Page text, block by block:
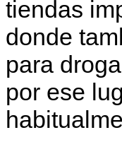
tiendas
donde
para
por ese